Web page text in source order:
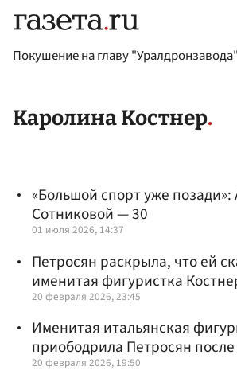
Покушение на главу "Уралдронзавода"
Каролина Костнер
«Большой спорт уже позади»:
Сотниковой — 30
01 июля 2026, 14:37
Петросян раскрыла, что ей
именитая фигуристка
20 февраля 2026, 23:45
Именитая итальянская
приободрила Петросян
20 февраля 2026, 19:50